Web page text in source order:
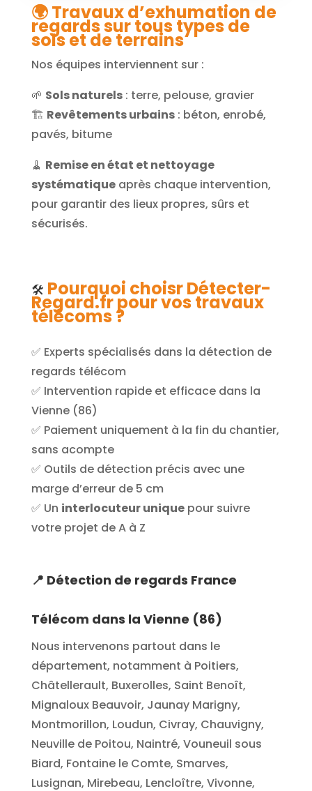
🌍Travaux d’exhumation de
regards sur tous types de
sols et de terrains
Nos équipes interviennent sur :
🌱 Sols naturels: terre, pelouse, gravier
🏗️ Revêtements urbains: béton, enrobé,
pavés, bitume
🧹 Remise en état et nettoyage
systématiqueaprès chaque intervention,
pour garantir des lieux propres, sûrs et
sécurisés.
🛠️ Pourquoi choisr Détecter-
Regard.fr pour vos travaux
télécoms ?
✅ Experts spécialisés dans la détection de
regards télécom
✅ Intervention rapide et efficace dans la
Vienne (86)
✅ Paiement uniquement à la fin du chantier,
sans acompte
✅ Outils de détection précis avec une
marge d’erreur de 5 cm
✅ Un interlocuteur uniquepour suivre
votre projet de A à Z
📍 Détection de regards France
Télécom dans la Vienne (86)
Nous intervenons partout dans le
département, notamment à Poitiers,
Châtellerault, Buxerolles, Saint Benoît,
Mignaloux Beauvoir, Jaunay Marigny,
Montmorillon, Loudun, Civray, Chauvigny,
Neuville de Poitou, Naintré, Vouneuil sous
Biard, Fontaine le Comte, Smarves,
Lusignan, Mirebeau, Lencloître, Vivonne,